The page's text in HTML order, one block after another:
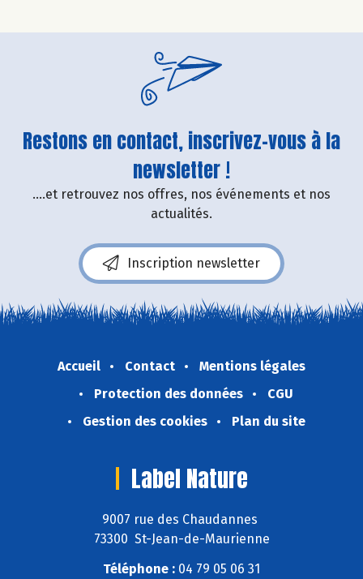
Restons en contact, inscrivez-vous à la
newsletter !
....et retrouvez nos offres, nos événements et nos
actualités.
Inscription newsletter
Accueil Contact
Mentions légales
Protection des données
CGU
Gestion des cookies
Plan du site
Label Nature
9007 rue des Chaudannes
73300 St-Jean-de-Maurienne
Téléphone : 04 79 05 06 31